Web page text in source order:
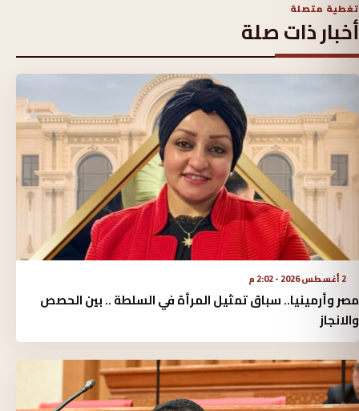
تغطية متصلة
أخبار ذات صلة
2 أغسطس 2026 - 2:02 م
مصر وأرمينيا.. سباق تمثيل المرأة في السلطة .. بين الحصص
والانجاز